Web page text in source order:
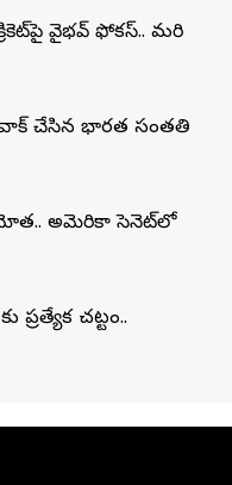
వైభవ్ ఫోకస్.. మరి
చేసిన భారత సంతతి
మోత.. అమెరికా సెనెట్‌లో
ప్రత్యేక చట్టం..